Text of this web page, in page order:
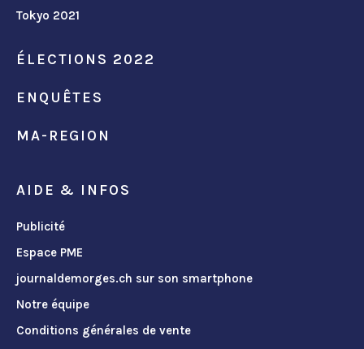
Tokyo 2021
ÉLECTIONS 2022
ENQUÊTES
MA-REGION
AIDE & INFOS
Publicité
Espace PME
journaldemorges.ch sur son smartphone
Notre équipe
Conditions générales de vente